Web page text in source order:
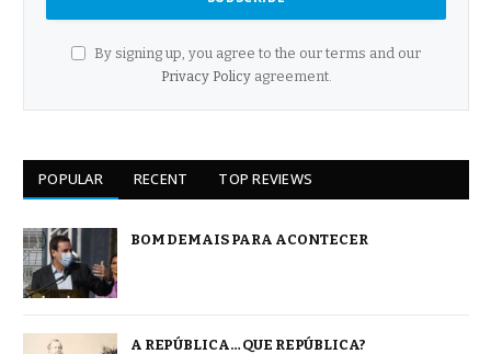
By signing up, you agree to the our terms and our
Privacy Policyagreement.
POPULAR RECENT TOP REVIEWS
BOM DEMAIS PARA ACONTECER
A REPÚBLICA… QUE REPÚBLICA?